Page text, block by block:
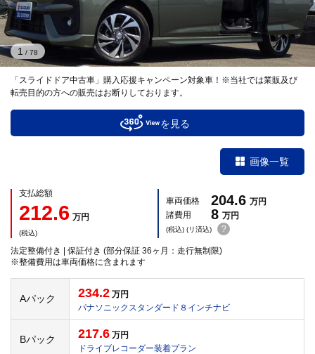
「スライドドア中古車」購入応援キャンペーン対象車！※当社では業販及び
転売目的の方への販売はお断りしております。
1 / 78
を見る
画像一覧
支払総額
212.6 万円
(税込)
車両価格 204.6 万円
諸費用
8 万円
(税込) (リ済込) ?
法定整備付き | 保証付き (部分保証 36ヶ月：走行無制限)
※整備費用は車両価格に含まれます
Aパック 234.2 万円
パナソニックスタンダード８インチナビ
Bパック 217.6 万円
ドライブレコーダー装着プラン